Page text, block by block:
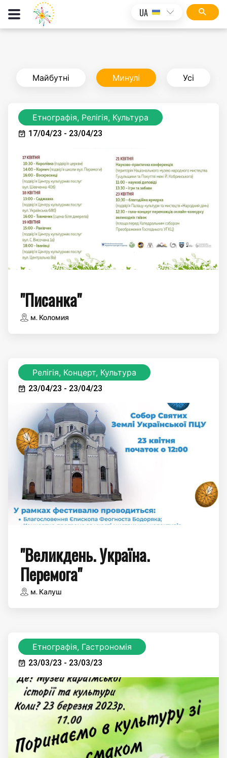
UA
Майбутні Минулі Усі
Етнографія, Релігія, Культура
17/04/23 - 23/04/23
"Писанка"
м. Коломия
Релігія, Концерт, Культура
23/04/23 - 23/04/23
"Великдень. Україна.
Перемога"
м. Калуш
Етнографія, Гастрономія
23/03/23 - 23/03/23